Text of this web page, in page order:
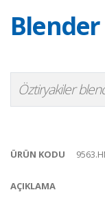
Blender
Öztiryakiler
ÜRÜN KODU
AÇIKLAMA